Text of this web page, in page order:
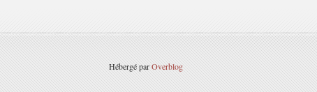
Hébergé parOverblog